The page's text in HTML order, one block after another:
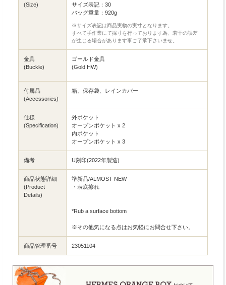
(Size)
サイズ表記：30
バッグ重量：920g
※サイズ表記は商品実物の実寸となります。
すべて手作業にて採寸を行っております為、若干の誤差
が生じる場合があります事ご了承下さいませ。
金具
(Buckle)
ゴールド金具
(Gold HW)
付属品
(Accessories)
箱、保存袋、レインカバー
仕様
(Specification)
外ポケット
オープンポケット x 2
内ポケット
オープンポケット x 3
備考 U刻印(2022年製造)
商品状態詳細
(Product
Details)
準新品/ALMOST NEW
・表底擦れ
*Rub a surface bottom
※その他気になる点はお気軽にお問合せ下さい。
商品管理番号 23051104